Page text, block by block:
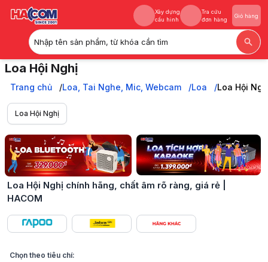
Xây dựng
cấu hình
Tra cứu
đơn hàng
Giỏ hàng
Nhập tên sản phẩm, từ khóa cần tìm
Xây dựng
Tra cứu
Loa Hội Nghị
Trang chủ
Loa
Loa Hội Nghị
Trang chủ Loa, Tai Nghe, Mic, Webcam Loa Loa Hội
Loa Hội Nghị
Loa Hội Nghị chính hãng, chất âm rõ ràng, giá rẻ |
HACOM
Chọn theo tiêu chí: